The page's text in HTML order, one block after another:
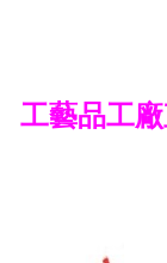
工藝品工